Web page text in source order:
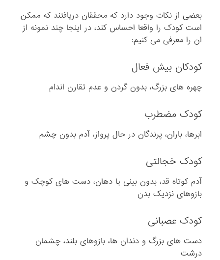
بعضی از نکات وجود دارد که محققان دریافتند که ممکن
است کودک را واقعا احساس کند، در اینجا چند نمونه از
ان را معرفی می کنیم:
کودکان بیش فعال
چهره های بزرگ، بدون گردن و عدم تقارن اندام
کودک مضطرب
ابرها، باران، پرندگان در حال پرواز، آدم بدون چشم
کودک خجالتی
آدم کوتاه قد، بدون بینی یا دهان، دست های کوچک و
بازوهای نزدیک بدن
کودک عصبانی
دست های بزرگ و دندان ها، بازوهای بلند، چشمان
درشت